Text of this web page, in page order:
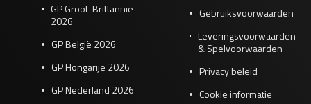
GP Groot-Brittannië
2026
GP België 2026
GP Hongarije 2026
GP Nederland 2026
Gebruiksvoorwaarden
Leveringsvoorwaarden
& Spelvoorwaarden
Privacy beleid
Cookie informatie